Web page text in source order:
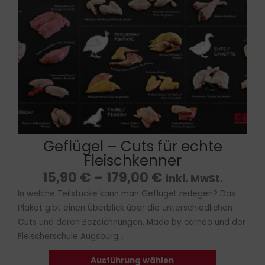
Geflügel – Cuts für echte
Fleischkenner
15,90 € – 179,00 € inkl. MwSt.
In welche Teilstücke kann man Geflügel zerlegen? Das
Plakat gibt einen Überblick über die unterschiedlichen
Cuts und deren Bezeichnungen. Made by carneo und der
Fleischerschule Augsburg…
Ausführung wählen
Optionen
der
gewählt
werden